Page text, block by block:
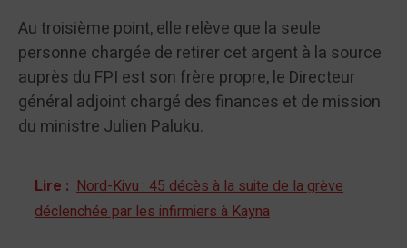
Au troisième point, elle relève que la seule
personne chargée de retirer cet argent à la source
auprès du FPI est son frère propre, le Directeur
général adjoint chargé des finances et de mission
du ministre Julien Paluku.
Lire : Nord-Kivu : 45 décès à la suite de la grève
déclenchée par les infirmiers à Kayna